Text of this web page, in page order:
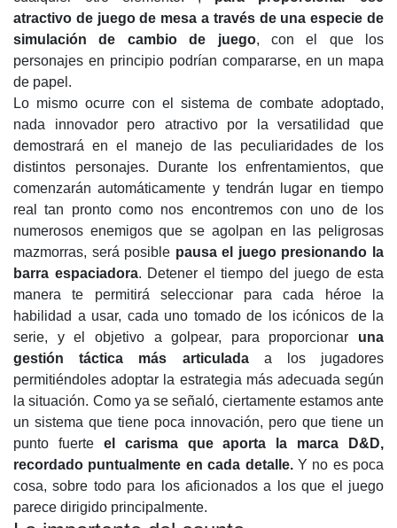
atractivo de juego de mesa a través de una especie de
simulación de cambio de juego, con el que los
personajes en principio podrían compararse, en un mapa
de papel.
Lo mismo ocurre con el sistema de combate adoptado,
nada innovador pero atractivo por la versatilidad que
demostrará en el manejo de las peculiaridades de los
distintos personajes. Durante los enfrentamientos, que
comenzarán automáticamente y tendrán lugar en tiempo
real tan pronto como nos encontremos con uno de los
numerosos enemigos que se agolpan en las peligrosas
mazmorras, será posible pausa el juego presionando la
barra espaciadora. Detener el tiempo del juego de esta
manera te permitirá seleccionar para cada héroe la
habilidad a usar, cada uno tomado de los icónicos de la
serie, y el objetivo a golpear, para proporcionar una
gestión táctica más articuladaa los jugadores
permitiéndoles adoptar la estrategia más adecuada según
la situación. Como ya se señaló, ciertamente estamos ante
un sistema que tiene poca innovación, pero que tiene un
punto fuerteel carisma que aporta la marca D&D,
recordado puntualmente en cada detalle.Y no es poca
cosa, sobre todo para los aficionados a los que el juego
parece dirigido principalmente.